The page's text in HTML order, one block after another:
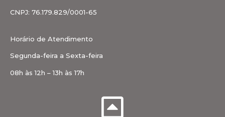
CNPJ: 76.179.829/0001-65
Horário de Atendimento
Segunda-feira a Sexta-feira
08h às 12h – 13h às 17h